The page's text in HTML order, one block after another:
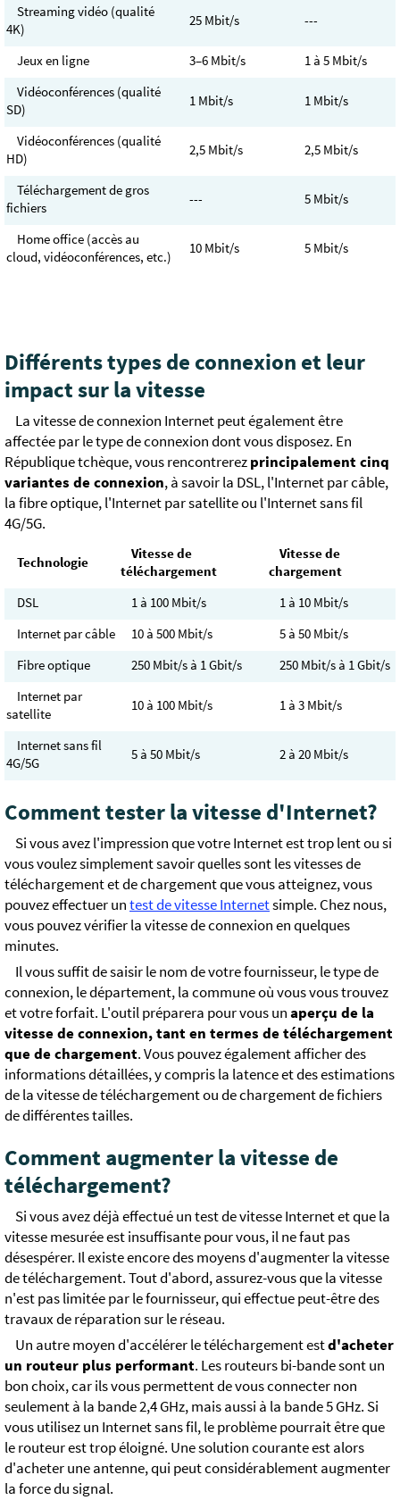
Streaming vidéo (qualité
4K)
25 Mbit/s ---
Jeux en ligne 3–6 Mbit/s
1 à 5 Mbit/s
Vidéoconférences (qualité
SD)
1 Mbit/s 1 Mbit/s
Vidéoconférences (qualité
HD)
2,5 Mbit/s 2,5 Mbit/s
Téléchargement de gros
fichiers
--- 5 Mbit/s
Home office (accès au
cloud, vidéoconférences, etc.)
10 Mbit/s 5 Mbit/s
Différents types de connexion et leur
impact sur la vitesse
La vitesse de connexion Internet peut également être
affectée par le type de connexion dont vous disposez. En
République tchèque, vous rencontrerezprincipalement cinq
variantes de connexion, à savoir la DSL, l'Internet par câble,
la fibre optique, l'Internet par satellite ou l'Internet sans fil
4G/5G.
Technologie
Vitesse de
téléchargement
Vitesse de
chargement
DSL
1 à 100 Mbit/s
1 à 10 Mbit/s
Internet par câble
10 à 500 Mbit/s
5 à 50 Mbit/s
Fibre optique
250 Mbit/s à 1 Gbit/s
250 Mbit/s à 1 Gbit/s
Internet par
satellite
10 à 100 Mbit/s 1 à 3 Mbit/s
Internet sans fil
4G/5G
5 à 50 Mbit/s 2 à 20 Mbit/s
Comment tester la vitesse d'Internet?
Si vous avez l'impression que votre Internet est trop lent ou si
vous voulez simplement savoir quelles sont les vitesses de
téléchargement et de chargement que vous atteignez, vous
pouvez effectuer untest de vitesse Internetsimple. Chez nous,
vous pouvez vérifier la vitesse de connexion en quelques
minutes.
Il vous suffit de saisir le nom de votre fournisseur, le type de
connexion, le département, la commune où vous vous trouvez
et votre forfait. L'outil préparera pour vous unaperçu de la
vitesse de connexion, tant en termes de téléchargement
que de chargement. Vous pouvez également afficher des
informations détaillées, y compris la latence et des estimations
de la vitesse de téléchargement ou de chargement de fichiers
de différentes tailles.
Comment augmenter la vitesse de
téléchargement?
Si vous avez déjà effectué un test de vitesse Internet et que la
vitesse mesurée est insuffisante pour vous, il ne faut pas
désespérer. Il existe encore des moyens d'augmenter la vitesse
de téléchargement. Tout d'abord, assurez-vous que la vitesse
n'est pas limitée par le fournisseur, qui effectue peut-être des
travaux de réparation sur le réseau.
Un autre moyen d'accélérer le téléchargement estd'acheter
un routeur plus performant. Les routeurs bi-bande sont un
bon choix, car ils vous permettent de vous connecter non
seulement à la bande 2,4 GHz, mais aussi à la bande 5 GHz. Si
vous utilisez un Internet sans fil, le problème pourrait être que
le routeur est trop éloigné. Une solution courante est alors
d'acheter une antenne, qui peut considérablement augmenter
la force du signal.